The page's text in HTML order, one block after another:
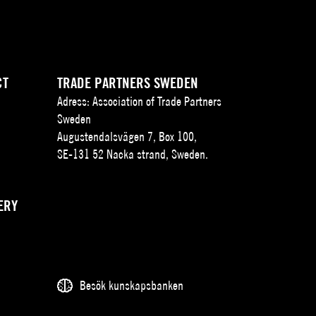
TRADE PARTNERS SWEDEN
Adress: Association of Trade Partners
Sweden
Augustendalsvägen 7, Box 100,
SE-131 52 Nacka strand, Sweden.
Besök kunskapsbanken